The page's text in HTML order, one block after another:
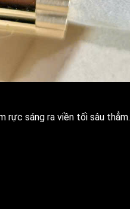
rực sáng ra viền tối sâu thẳm.